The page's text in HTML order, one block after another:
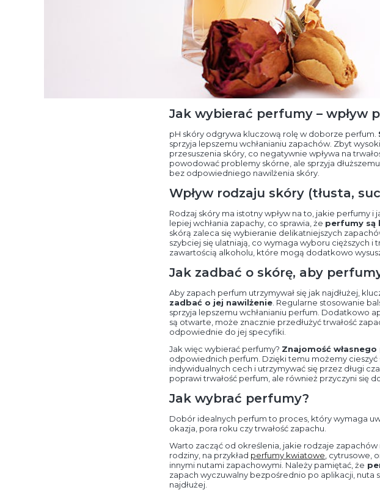
Jak wybierać perfumy – wpływ
pH skóry odgrywa kluczową rolę w doborze perfum.
sprzyja lepszemu wchłanianiu zapachów. Zbyt
przesuszenia skóry, co negatywnie wpływa na
powodować problemy skórne, ale sprzyja
bez odpowiedniego nawilżenia skóry.
Wpływ rodzaju skóry (tłusta,
Rodzaj skóry ma istotny wpływ na to, jakie perfumy i
lepiej wchłania zapachy, co sprawia, że perfumy są
skórą zaleca się wybieranie delikatniejszych
szybciej się ulatniają, co wymaga wyboru cięższych
zawartością alkoholu, które mogą dodatkowo
Jak zadbać o skórę, aby
Aby zapach perfum utrzymywał się jak najdłużej,
zadbać o jej nawilżenie . Regularne stosowanie
sprzyja lepszemu wchłanianiu perfum. Dodatkowo
są otwarte, może znacznie przedłużyć trwałość
odpowiednie do jej specyfiki.
Jak więc wybierać perfumy? Znajomość
odpowiednich perfum. Dzięki temu możemy
indywidualnych cech i utrzymywać się przez długi
poprawi trwałość perfum, ale również przyczyni się
Jak wybrać perfumy?
Dobór idealnych perfum to proces, który wymaga
okazja, pora roku czy trwałość zapachu.
Warto zacząć od określenia, jakie rodzaje
rodziny, na przykład perfumy kwiatowe , cytrusowe,
innymi nutami zapachowymi. Należy pamiętać, że
zapach wyczuwalny bezpośrednio po aplikacji, nuta
najdłużej.